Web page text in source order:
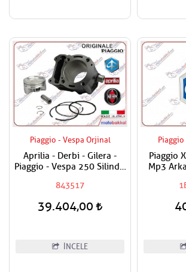
Piaggio - Vespa Orjinal
Aprilia - Derbi - Gilera -
Piaggio - Vespa 250 Silindir
843517
39.404,00
İNCELE
Piaggio
Mp3